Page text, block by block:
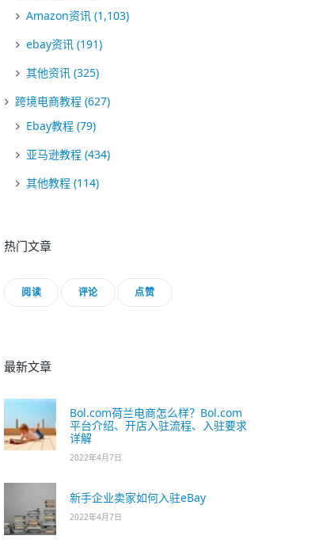
Amazon资讯 (1,103)
ebay资讯 (191)
其他资讯 (325)
跨境电商教程 (627)
Ebay教程 (79)
亚马逊教程 (434)
其他教程 (114)
热门文章
阅读 评论 点赞
最新文章
Bol.com荷兰电商怎么样？Bol.com
平台介绍、开店入驻流程、入驻要求
详解
2022年4月7日
新手企业卖家如何入驻eBay
2022年4月7日